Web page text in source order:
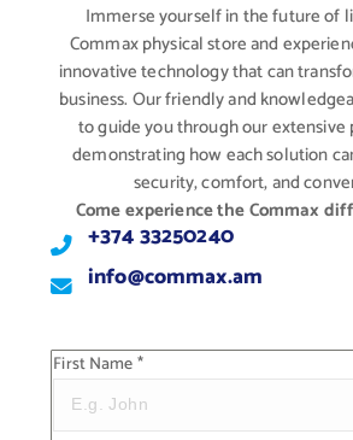
Immerse yourself in the future of
Commax physical store and
innovative technology that can
business. Our friendly and
to guide you through our extensive
demonstrating how each solution
security, comfort, and
Come experience the Commax
+374 33250240
info@commax.am
First Name*